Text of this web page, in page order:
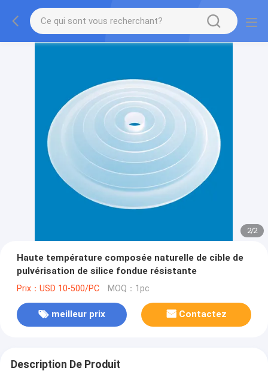
2/2
Haute température composée naturelle de cible de
pulvérisation de silice fondue résistante
Prix：USD 10-500/PC MOQ：1pc
meilleur prix Contactez
Description De Produit